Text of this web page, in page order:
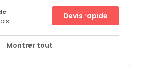
Salon d'affaires
Devis rapide
Montrer tout